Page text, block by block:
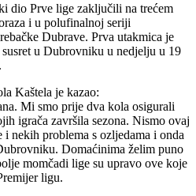
dio Prve lige zaključili na trećem
i u polufinalnoj seriji
Dubrave. Prva utakmica je
u Dubrovniku u nedjelju u 19
Kaštela je kazao:
Mi smo prije dva kola osigurali
igrača završila sezona. Nismo ovaj
nekih problema s ozljedama i onda
Domaćinima želim puno
momčadi lige su upravo ove koje
ligu.